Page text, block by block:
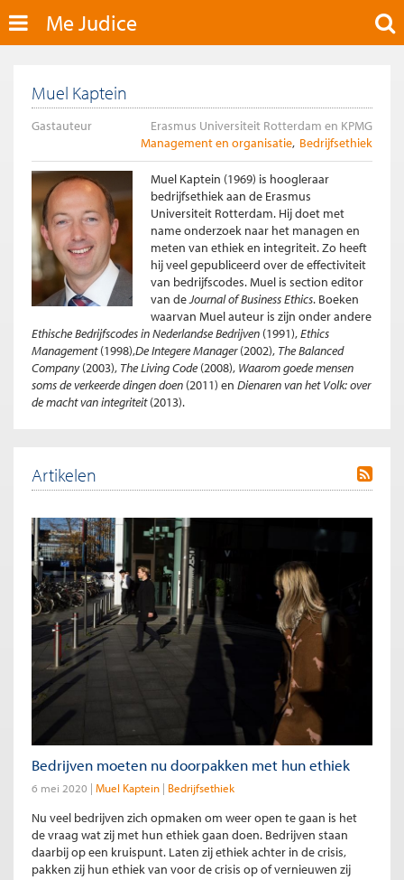
Me Judice
Muel Kaptein
Gastauteur
Erasmus Universiteit Rotterdam en KPMG
Management en organisatie Bedrijfsethiek
Muel Kaptein (1969) is hoogleraar
bedrijfsethiek aan de Erasmus
Universiteit Rotterdam. Hij doet met
name onderzoek naar het managen en
meten van ethiek en integriteit. Zo heeft
hij veel gepubliceerd over de effectiviteit
van bedrijfscodes. Muel is section editor
van deJournal of Business Ethics. Boeken
waarvan Muel auteur is zijn onder andere
Ethische Bedrijfscodes in Nederlandse Bedrijven (1991),Ethics
Management(1998),De Integere Manager(2002), The Balanced
Company(2003), The Living Code (2008), Waarom goede mensen
soms de verkeerde dingen doen (2011) en Dienaren van het Volk: over
de macht van integriteit(2013).
Artikelen
Bedrijven moeten nu doorpakken met hun ethiek
6 mei 2020 Muel Kaptein Bedrijfsethiek
Nu veel bedrijven zich opmaken om weer open te gaan is het
de vraag wat zij met hun ethiek gaan doen. Bedrijven staan
daarbij op een kruispunt. Laten zij ethiek achter in de crisis,
pakken zij hun ethiek van voor de crisis op of vernieuwen zij